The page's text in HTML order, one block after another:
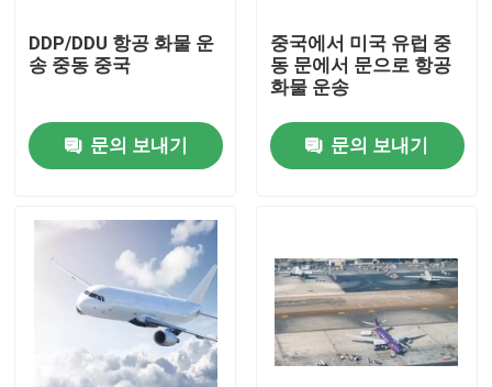
집
제품
비디오
우리 에 관한 것
DDP/DDU 항공 화물 운
송 중동 중국
문의 보내기
중국에서 미국 유럽 중
동 문에서 문으로 항공
화물 운송
문의 보내기